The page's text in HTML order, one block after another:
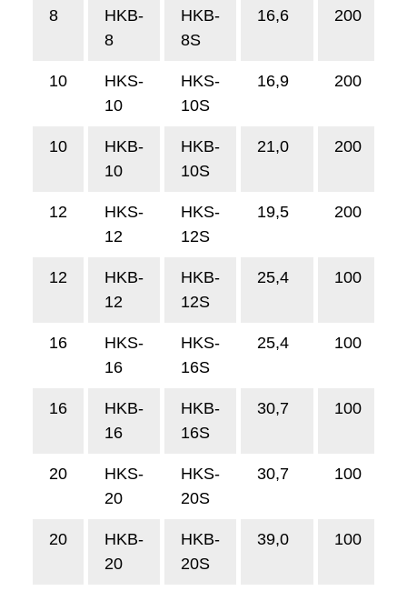
8
HKB-
8
HKB-
8S
16,6 200
10
HKS-
10
HKS-
10S
16,9 200
10
HKB-
10
HKB-
10S
21,0 200
12
HKS-
12
HKS-
12S
19,5 200
12
HKB-
12
HKB-
12S
25,4 100
16
HKS-
16
HKS-
16S
25,4 100
16
HKB-
16
HKB-
16S
30,7 100
20
HKS-
20
HKS-
20S
30,7 100
20
HKB-
20
HKB-
20S
39,0 100